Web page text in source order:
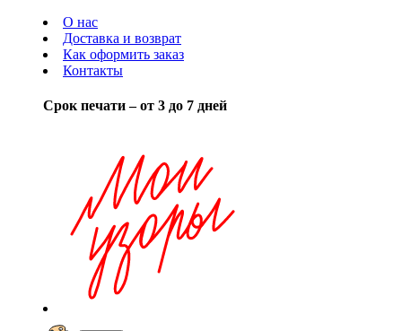
О нас
Доставка и возврат
Как оформить заказ
Контакты
Срок печати – от 3 до 7 дней